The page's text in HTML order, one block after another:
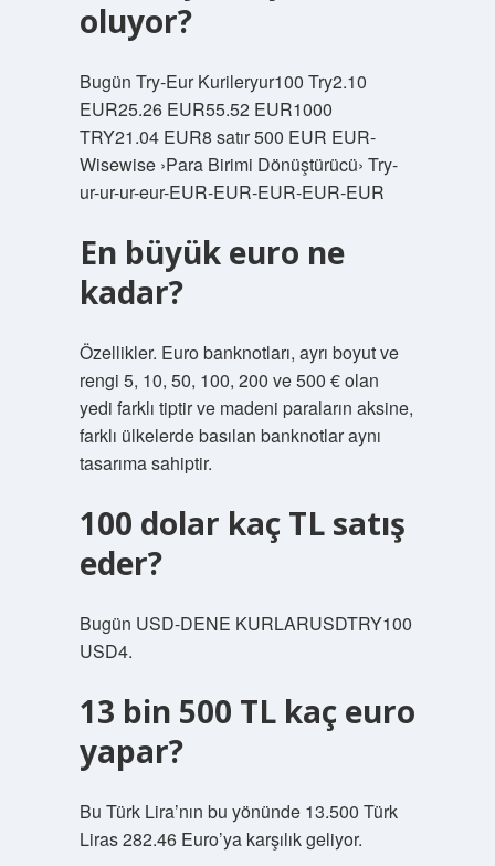
oluyor?
Bugün Try-Eur Kurileryur100 Try2.10
EUR25.26 EUR55.52 EUR1000
TRY21.04 EUR8 satır 500 EUR EUR-
Wisewise ›Para Birimi Dönüştürücü› Try-
ur-ur-ur-eur-EUR-EUR-EUR-EUR-EUR
En büyük euro ne
kadar?
Özellikler. Euro banknotları, ayrı boyut ve
rengi 5, 10, 50, 100, 200 ve 500 € olan
yedi farklı tiptir ve madeni paraların aksine,
farklı ülkelerde basılan banknotlar aynı
tasarıma sahiptir.
100 dolar kaç TL satış
eder?
Bugün USD-DENE KURLARUSDTRY100
USD4.
13 bin 500 TL kaç euro
yapar?
Bu Türk Lira’nın bu yönünde 13.500 Türk
Liras 282.46 Euro’ya karşılık geliyor.